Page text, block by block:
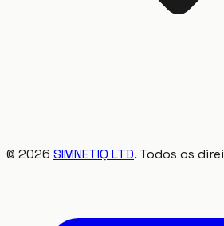
© 2026 SIMNETIQ LTD. Todos os